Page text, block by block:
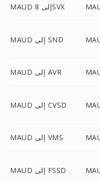
MAUD إلى 8SVX
MAUD إلى SND
MAUD إلى AVR
MAUD إلى CVSD
MAUD إلى VMS
MAUD إلى FSSD